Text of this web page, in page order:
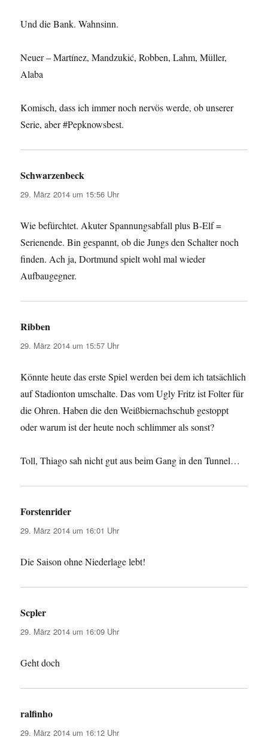
Und die Bank. Wahnsinn.
Neuer – Martínez, Mandzukić, Robben, Lahm, Müller,
Alaba
Komisch, dass ich immer noch nervös werde, ob unserer
Serie, aber #Pepknowsbest.
Schwarzenbeck
29. März 2014 um 15:56 Uhr
Wie befürchtet. Akuter Spannungsabfall plus B-Elf =
Serienende. Bin gespannt, ob die Jungs den Schalter noch
finden. Ach ja, Dortmund spielt wohl mal wieder
Aufbaugegner.
Ribben
29. März 2014 um 15:57 Uhr
Könnte heute das erste Spiel werden bei dem ich tatsächlich
auf Stadionton umschalte. Das vom Ugly Fritz ist Folter für
die Ohren. Haben die den Weißbiernachschub gestoppt
oder warum ist der heute noch schlimmer als sonst?
Toll, Thiago sah nicht gut aus beim Gang in den Tunnel…
Forstenrider
29. März 2014 um 16:01 Uhr
Die Saison ohne Niederlage lebt!
Scpler
29. März 2014 um 16:09 Uhr
Geht doch
ralfinho
29. März 2014 um 16:12 Uhr